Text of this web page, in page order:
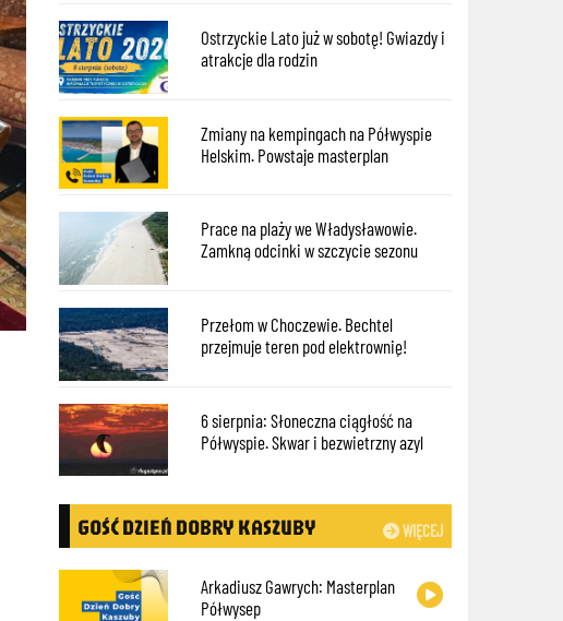
Ostrzyckie Lato już w sobotę! Gwiazdy i
atrakcje dla rodzin
Zmiany na kempingach na Półwyspie
Helskim. Powstaje masterplan
Prace na plaży we Władysławowie.
Zamkną odcinki w szczycie sezonu
Przełom w Choczewie. Bechtel
przejmuje teren pod elektrownię!
6 sierpnia: Słoneczna ciągłość na
Półwyspie. Skwar i bezwietrzny azyl
WIĘCEJ
GOŚĆ DZIEŃ DOBRY KASZUBY
Arkadiusz Gawrych: Masterplan
Półwysep